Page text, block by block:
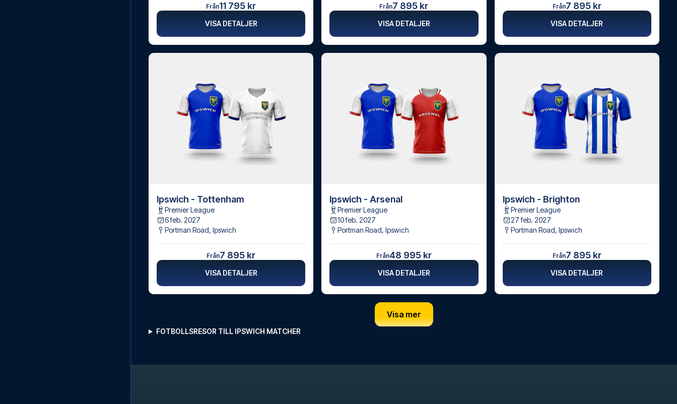
Från11 795 kr
VISA DETALJER
Från7 895 kr
VISA DETALJER
Från7 895 kr
VISA DETALJER
Ipswich - Tottenham
Premier League
6 feb. 2027
Portman Road, Ipswich
Från7 895 kr
VISA DETALJER
Ipswich - Arsenal
Premier League
10 feb. 2027
Portman Road,Ipswich
Från48 995 kr
VISA DETALJER
Ipswich - Brighton
Premier League
27 feb. 2027
Portman Road, Ipswich
Från7 895 kr
VISA DETALJER
Visa mer
FOTBOLLSRESOR TILL IPSWICH MATCHER